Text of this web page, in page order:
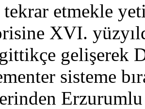
tekrar et­mekle
XVI.
gelişerek
sisteme